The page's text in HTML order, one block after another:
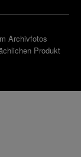
Archivfotos
Produkt